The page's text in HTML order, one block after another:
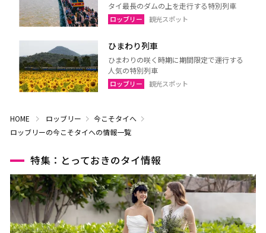
タイ最長のダムの上を走行する特別列車
ロッブリー 観光スポット
ひまわり列車
ひまわりの咲く時期に期間限定で運行する
人気の特別列車
ロッブリー 観光スポット
HOME ロッブリー
今こそタイへ
ロッブリーの今こそタイへの情報一覧
特集：とっておきのタイ情報